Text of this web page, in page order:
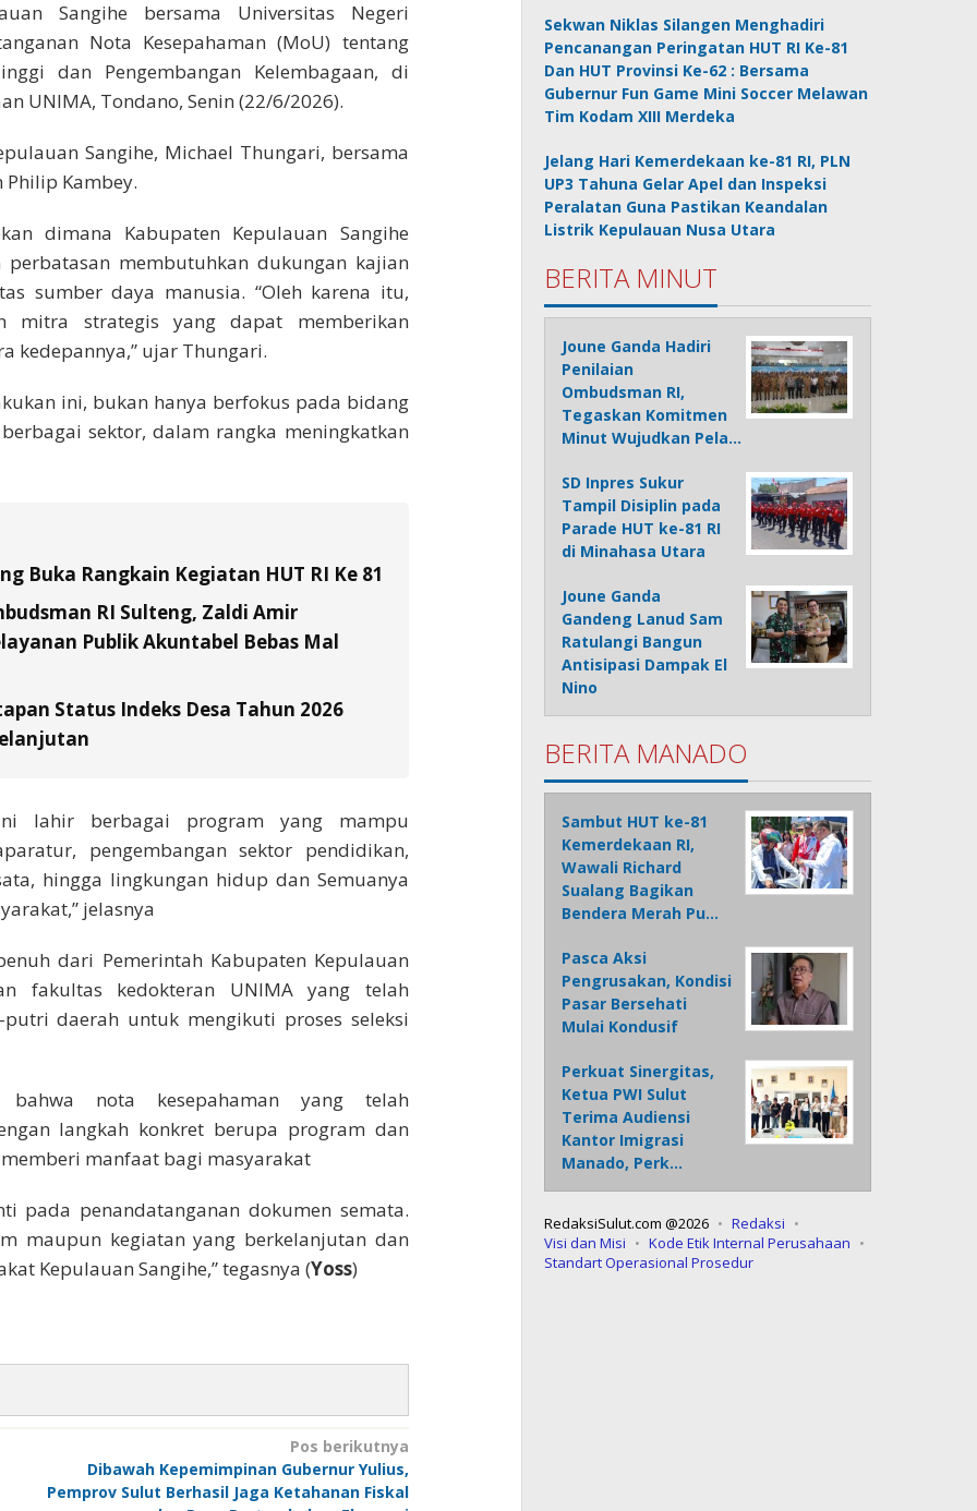
Sangihe bersama Universitas Negeri
Nota Kesepahaman (MoU) tentang
dan Pengembangan Kelembagaan, di
UNIMA, Tondano, Senin (22/6/2026).
Sangihe, Michael Thungari, bersama
Philip Kambey.
dimana Kabupaten Kepulauan Sangihe
membutuhkan dukungan kajian
sumber daya manusia. “Oleh karena itu,
mitra strategis yang dapat memberikan
kedepannya,” ujar Thungari.
ini, bukan hanya berfokus pada bidang
sektor, dalam rangka meningkatkan
Buka Rangkain Kegiatan HUT RI Ke 81
RI Sulteng, Zaldi Amir
Publik Akuntabel Bebas Mal
Status Indeks Desa Tahun 2026
lahir berbagai program yang mampu
pengembangan sektor pendidikan,
hingga lingkungan hidup dan Semuanya
jelasnya
dari Pemerintah Kabupaten Kepulauan
fakultas kedokteran UNIMA yang telah
daerah untuk mengikuti proses seleksi
nota kesepahaman yang telah
langkah konkret berupa program dan
manfaat bagi masyarakat
pada penandatanganan dokumen semata.
maupun kegiatan yang berkelanjutan dan
Kepulauan Sangihe,” tegasnya (Yoss)
Pos berikutnya
Dibawah Kepemimpinan Gubernur Yulius,
Pemprov Sulut Berhasil Jaga Ketahanan Fiskal
Sekwan Niklas Silangen Menghadiri
Pencanangan Peringatan HUT RI Ke-81
Dan HUT Provinsi Ke-62 : Bersama
Gubernur Fun Game Mini Soccer Melawan
Tim Kodam XIII Merdeka
Jelang Hari Kemerdekaan ke-81 RI, PLN
UP3 Tahuna Gelar Apel dan Inspeksi
Peralatan Guna Pastikan Keandalan
Listrik Kepulauan Nusa Utara
BERITA MINUT
Joune Ganda Hadiri
Penilaian
Ombudsman RI,
Tegaskan Komitmen
Minut Wujudkan Pela…
SD Inpres Sukur
Tampil Disiplin pada
Parade HUT ke-81 RI
di Minahasa Utara
Joune Ganda
Gandeng Lanud Sam
Ratulangi Bangun
Antisipasi Dampak El
Nino
BERITA MANADO
Sambut HUT ke-81
Kemerdekaan RI,
Wawali Richard
Sualang Bagikan
Bendera Merah Pu…
Pasca Aksi
Pengrusakan, Kondisi
Pasar Bersehati
Mulai Kondusif
Perkuat Sinergitas,
Ketua PWI Sulut
Terima Audiensi
Kantor Imigrasi
Manado, Perk…
RedaksiSulut.com @2026
Redaksi
Visi dan Misi
Kode Etik Internal Perusahaan
Standart Operasional Prosedur